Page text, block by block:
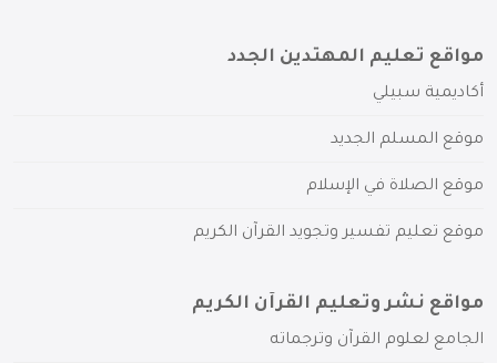
مواقع تعليم المهتدين الجدد
أكاديمية سبيلي
موقع المسلم الجديد
موقع الصلاة في الإسلام
موقع تعليم تفسير وتجويد القرآن الكريم
مواقع نشر وتعليم القرآن الكريم
الجامع لعلوم القرآن وترجماته